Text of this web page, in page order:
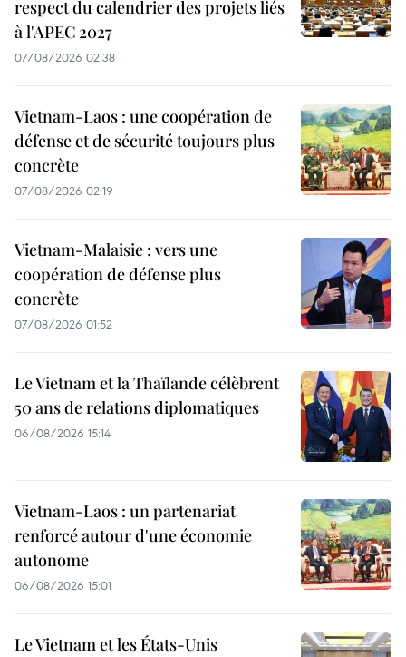
respect du calendrier des projets liés
à l'APEC 2027
07/08/2026 02:38
Vietnam-Laos : une coopération de
défense et de sécurité toujours plus
concrète
07/08/2026 02:19
Vietnam-Malaisie : vers une
coopération de défense plus
concrète
07/08/2026 01:52
Le Vietnam et la Thaïlande célèbrent
50 ans de relations diplomatiques
06/08/2026 15:14
Vietnam-Laos : un partenariat
renforcé autour d'une économie
autonome
06/08/2026 15:01
Le Vietnam et les États-Unis